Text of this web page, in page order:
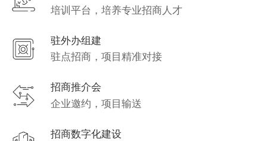
培训平台，培养专业招商人才
驻外办组建
驻点招商，项目精准对接
招商推介会
企业邀约，项目输送
招商数字化建设